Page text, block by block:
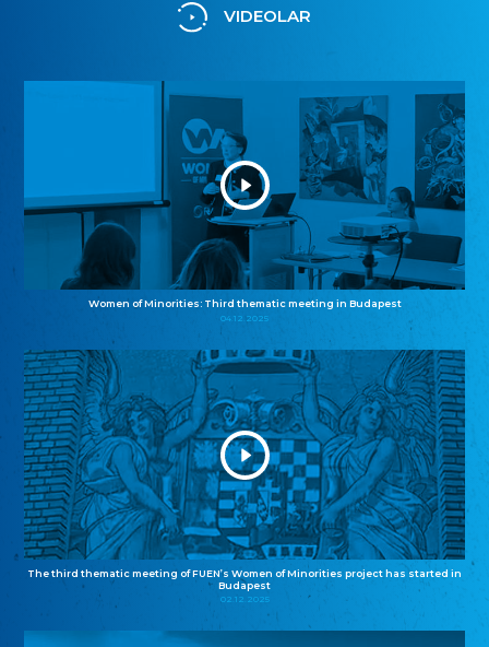
VIDEOLAR
Women of Minorities: Third thematic meeting in Budapest
04.12.2025
The third thematic meeting of FUEN’s Women of Minorities project has started in
Budapest
02.12.2025